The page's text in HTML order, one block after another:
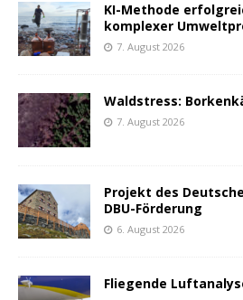
KI-Methode
komplexer
7. August 2026
Waldstress:
7. August 2026
Projekt des
DBU-Förderung
6. August 2026
Fliegende